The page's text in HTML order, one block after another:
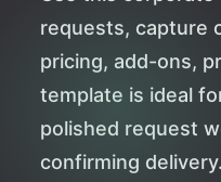
requests, capture
pricing, add-ons,
template is ideal
polished request
confirming delivery.